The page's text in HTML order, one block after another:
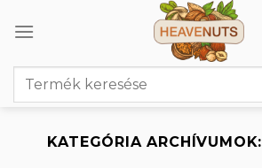
Keresés
KATEGÓRIA ARCHÍVUMOK: